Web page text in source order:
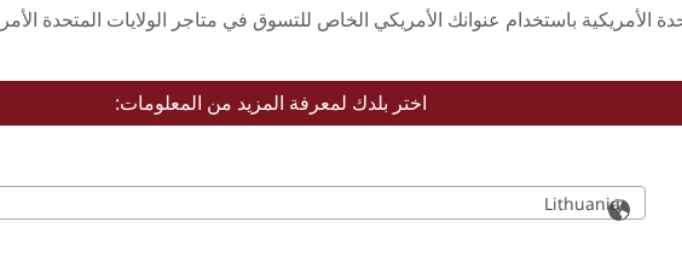
اختر بلدك لمعرفة المزيد من المعلومات:
Lithuania